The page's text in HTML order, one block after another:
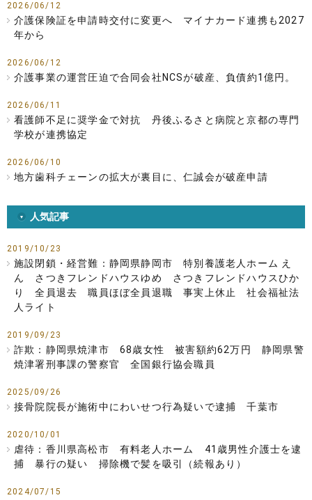
2026/06/12
介護保険証を申請時交付に変更へ マイナカード連携も2027
年から
2026/06/12
介護事業の運営圧迫で合同会社NCSが破産、負債約1億円。
2026/06/11
看護師不足に奨学金で対抗 丹後ふるさと病院と京都の専門
学校が連携協定
2026/06/10
地方歯科チェーンの拡大が裏目に、仁誠会が破産申請
人気記事
2019/10/23
施設閉鎖・経営難：静岡県静岡市 特別養護老人ホーム え
ん さつきフレンドハウスゆめ さつきフレンドハウスひか
り 全員退去 職員ほぼ全員退職 事実上休止 社会福祉法
人ライト
2019/09/23
詐欺：静岡県焼津市 68歳女性 被害額約62万円 静岡県警
焼津署刑事課の警察官 全国銀行協会職員
2025/09/26
接骨院院長が施術中にわいせつ行為疑いで逮捕 千葉市
2020/10/01
虐待：香川県高松市 有料老人ホーム 41歳男性介護士を逮
捕 暴行の疑い 掃除機で髪を吸引（続報あり）
2024/07/15